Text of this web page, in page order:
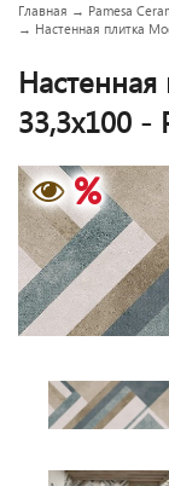
Главная → Pamesa
→ Настенная плитка
33,3x100 -